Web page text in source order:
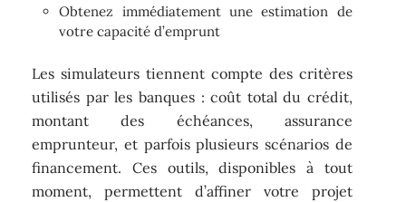
Obtenez immédiatement une estimation de
votre capacité d’emprunt
Les simulateurs tiennent compte des critères
utilisés par les banques : coût total du crédit,
montant des échéances, assurance
emprunteur, et parfois plusieurs scénarios de
financement. Ces outils, disponibles à tout
moment, permettent d’affiner votre projet